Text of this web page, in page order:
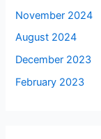
November 2024
August 2024
December 2023
February 2023